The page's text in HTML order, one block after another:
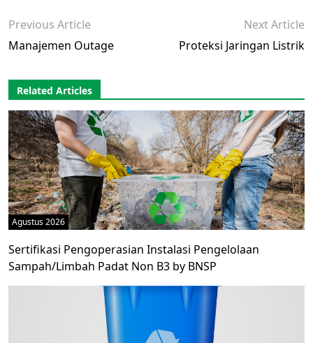
Previous Article
Manajemen Outage
Next Article
Proteksi Jaringan Listrik
Related Articles
Agustus 2026
Sertifikasi Pengoperasian Instalasi Pengelolaan
Sampah/Limbah Padat Non B3 by BNSP